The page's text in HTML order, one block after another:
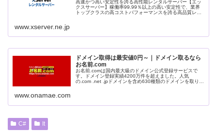
高速かつ高い安定性を誇る高性能レンタルサーバー【エッ
クスサーバー】稼働率99.99％以上の高い安定性で、業界
トップクラスの高コストパフォーマンスを誇る高品質レン
www.xserver.ne.jp
ドメイン取得は最安値0円～｜ドメイン取るなら
お名前.com
お名前.comは国内最大級のドメイン公式登録サービスで
す。ドメイン登録実績4200万件を超えました。人気
の.com .net .jpドメインを含め630種類のドメインを取り扱
www.onamae.com
C# It